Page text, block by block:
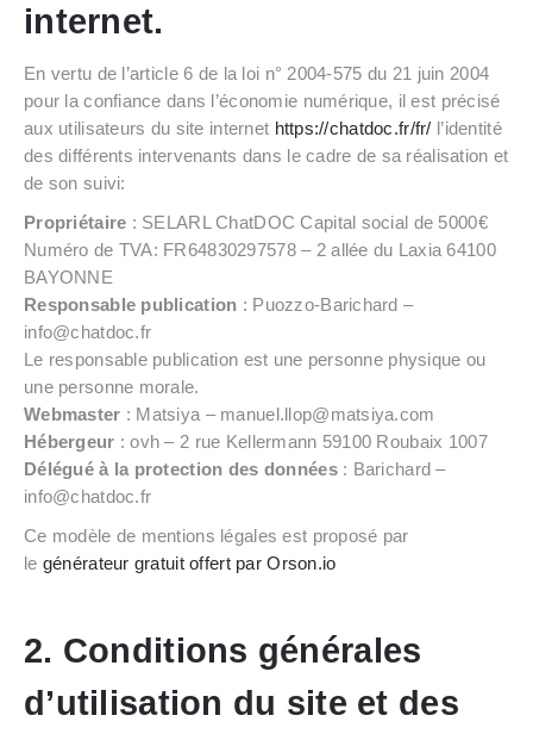
internet.
En vertu de l’article 6 de la loi n° 2004-575 du 21 juin 2004
pour la confiance dans l’économie numérique, il est précisé
aux utilisateurs du site internet https://chatdoc.fr/fr/ l’identité
des différents intervenants dans le cadre de sa réalisation et
de son suivi:
Propriétaire : SELARL ChatDOC Capital social de 5000€
Numéro de TVA: FR64830297578 – 2 allée du Laxia 64100
BAYONNE
Responsable publication : Puozzo-Barichard –
info@chatdoc.fr
Le responsable publication est une personne physique ou
une personne morale.
Webmaster : Matsiya – manuel.llop@matsiya.com
Hébergeur : ovh – 2 rue Kellermann 59100 Roubaix 1007
Délégué à la protection des données: Barichard –
info@chatdoc.fr
Ce modèle de mentions légales est proposé par
le générateur gratuit offert par Orson.io
2. Conditions générales
d’utilisation du site et des